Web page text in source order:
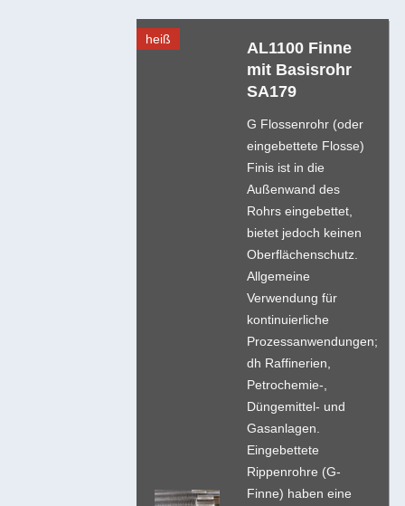
heiß
AL1100 Finne
mit Basisrohr
SA179
G Flossenrohr (oder
eingebettete Flosse)
Finis ist in die
Außenwand des
Rohrs eingebettet,
bietet jedoch keinen
Oberflächenschutz.
Allgemeine
Verwendung für
kontinuierliche
Prozessanwendungen;
dh Raffinerien,
Petrochemie-,
Düngemittel- und
Gasanlagen.
Eingebettete
Rippenrohre (G-
Finne) haben eine